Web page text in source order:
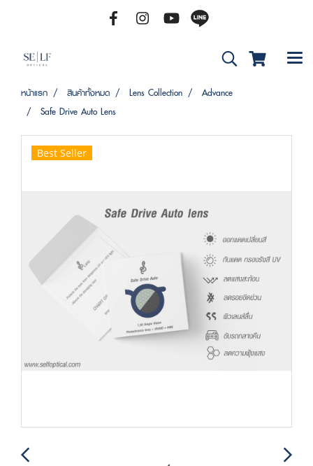
หน้าแรก สินค้าทั้งหมด Lens Collection
Advance
Safe Drive Auto Lens
Best Seller